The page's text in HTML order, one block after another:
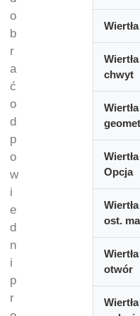
o
b
r
a
ć
o
d
p
o
w
i
e
d
n
i
p
r
Wiertła
Wiertła
chwyt
Wiertła
Wiertła
Opcja
Wiertła
ost.
Wiertła
otwór
Wiertła